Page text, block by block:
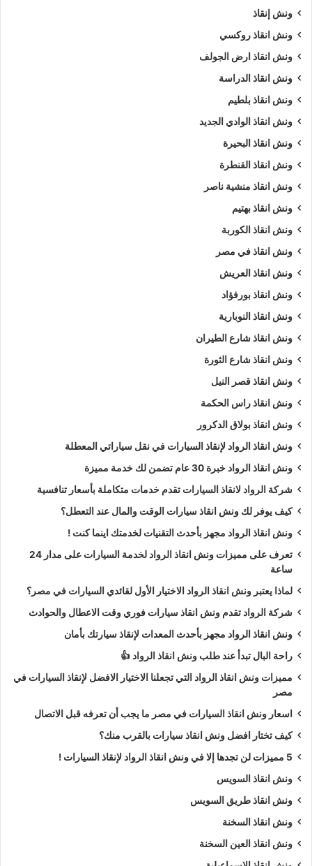
ونش إنقاذ
ونش انقاذ روكسي
ونش انقاذ ارض الجولف
ونش انقاذ الدراسة
ونش انقاذ بلطيم
ونش انقاذ الوادي الجديد
ونش انقاذ البحيرة
ونش انقاذ القنطرة
ونش انقاذ منشية ناصر
ونش انقاذ بهتيم
ونش انقاذ الكوربة
ونش انقاذ في مصر
ونش انقاذ العريش
ونش انقاذ بورفؤاد
ونش انقاذ النوبارية
ونش انقاذ شارع الطيران
ونش انقاذ شارع الثورة
ونش انقاذ قصر النيل
ونش انقاذ راس الحكمة
ونش انقاذ بولاق الدكرور
ونش انقاذ الرواد لإنقاذ السيارات في نقل سياراتي المعطلة
ونش انقاذ الرواد خبرة 30 عام تضمن لك خدمة مميزة
شركة الرواد لانقاذ السيارات تقدم خدمات متكاملة بأسعار تنافسية
كيف يوفر لك ونش انقاذ سيارات الوقت والمال عند التعطل؟
ونش انقاذ الرواد مجهز بأحدث التقنيات لخدمتك اينما كنت !
تعرف على مميزات ونش انقاذ الرواد لخدمة السيارات على مدار 24
ساعة
لماذا يعتبر ونش انقاذ الرواد الاختيار الأول لقائدي السيارات في مصر؟
شركة الرواد تقدم ونش انقاذ سيارات فوري وقت الاعطال والحوادث
ونش انقاذ الرواد مجهز بأحدث المعدات لإنقاذ سيارتك بأمان
راحة البال تبدأ عند طلب ونش انقاذ الرواد 👍
مميزات ونش انقاذ الرواد التي تجعلنا الاختيار الافضل لإنقاذ السيارات في
مصر
اسعار ونش انقاذ السيارات في مصر ما يجب أن تعرفه قبل الاتصال
كيف تختار افضل ونش انقاذ سيارات بالقرب منك؟
5 مميزات لن تجدها إلا في ونش انقاذ الرواد لإنقاذ السيارات !
ونش انقاذ السويس
ونش انقاذ طريق السويس
ونش انقاذ السخنة
ونش انقاذ العين السخنة